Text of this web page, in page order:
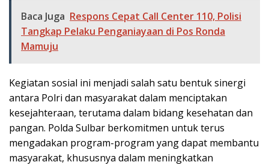
Baca Juga Respons Cepat Call Center 110, Polisi
Tangkap Pelaku Penganiayaan di Pos Ronda
Mamuju
Kegiatan sosial ini menjadi salah satu bentuk sinergi
antara Polri dan masyarakat dalam menciptakan
kesejahteraan, terutama dalam bidang kesehatan dan
pangan. Polda Sulbar berkomitmen untuk terus
mengadakan program-program yang dapat membantu
masyarakat, khususnya dalam meningkatkan